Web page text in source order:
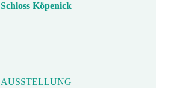
Schloss Köpenick
AUSSTELLUNG